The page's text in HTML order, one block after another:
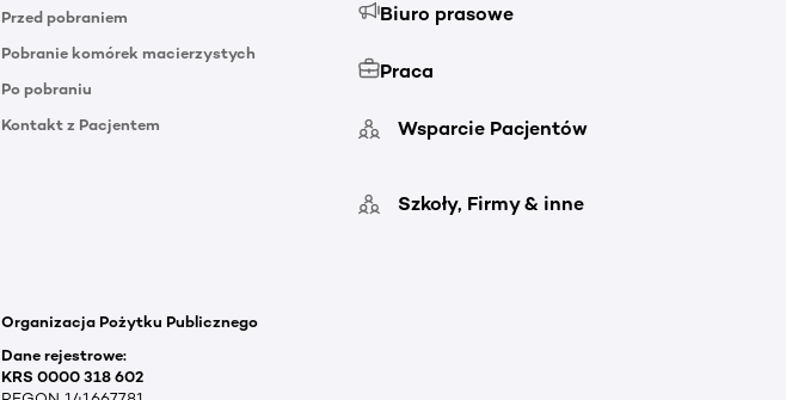
Przed pobraniem
Pobranie komórek macierzystych
Po pobraniu
Kontakt z Pacjentem
Biuro prasowe
Praca
Wsparcie Pacjentów
Szkoły, Firmy & inne
Organizacja Pożytku Publicznego
Dane rejestrowe:
KRS 0000 318 602